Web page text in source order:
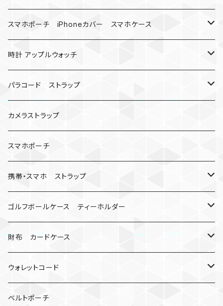
バックル
バックル無し
シャックル
数珠
ハロウィン
コンパス
ベルトループ
クボタン
キーケース
人形
忍者
ミイラ
キャンプ道具
ナット
レザーマン
マルチツール
スマホポーチ iPhoneカバー スマホケース
楽天ミニ ケース
iPhone
時計 アップルウォッチ
カナビラウォッチ
腕時計
アップルウォッチ
バックル
マッドマックス
パラコード ストラップ
サバイバルツール
カメラストラップ
スマホポーチ
携帯・スマホ ストラップ
ネックストラップ・ショルダーストラップ
ハンドストラップ
リングストラップ
ゴルフボールケース ティーホルダー
ゴルフマーカー
ゴルフボールケース
ティーホルダー
財布 カードケース
コインケース
チューブ
ウォレットコード
2カラー
ベルトポーチ